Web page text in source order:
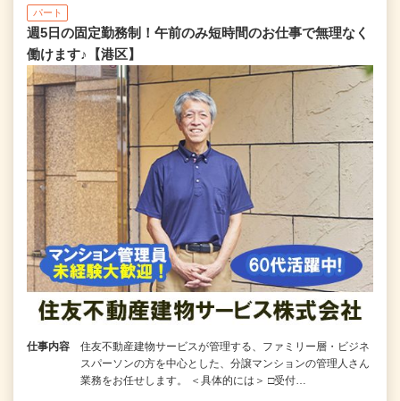
パート
週5日の固定勤務制！午前のみ短時間のお仕事で無理なく
働けます♪【港区】
仕事内容
住友不動産建物サービスが管理する、ファミリー層・ビジネ
スパーソンの方を中心とした、分譲マンションの管理人さん
業務をお任せします。 ＜具体的には＞ □受付…